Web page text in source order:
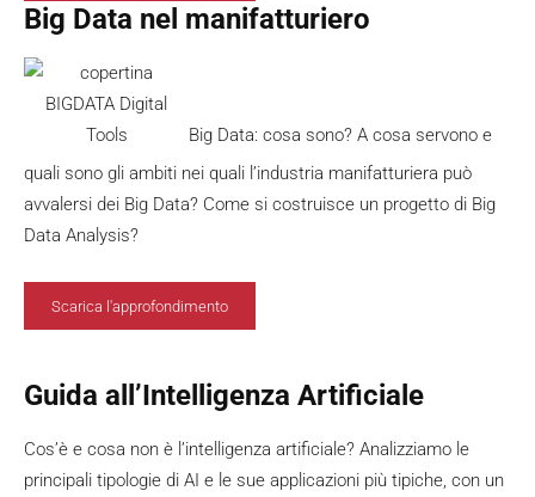
Big Data nel manifatturiero
Big Data: cosa sono? A cosa servono e
quali sono gli ambiti nei quali l’industria manifatturiera può
avvalersi dei Big Data? Come si costruisce un progetto di Big
Data Analysis?
Scarica l'approfondimento
Guida all’Intelligenza Artificiale
Cos’è e cosa non è l’intelligenza artificiale? Analizziamo le
principali tipologie di AI e le sue applicazioni più tipiche, con un